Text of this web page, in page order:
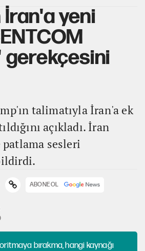
yeni
gerekçesini
talimatıyla İran'a ek
açıkladı. İran
patlama sesleri
ABONE OL
bırakma, hangi kaynağı